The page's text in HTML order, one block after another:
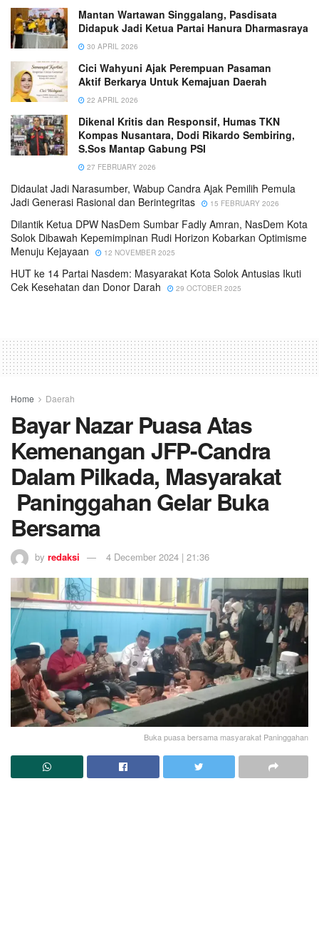
Mantan Wartawan Singgalang, Pasdisata
Didapuk Jadi Ketua Partai Hanura Dharmasraya
30 APRIL 2026
Cici Wahyuni Ajak Perempuan Pasaman
Aktif Berkarya Untuk Kemajuan Daerah
22 APRIL 2026
Dikenal Kritis dan Responsif, Humas TKN
Kompas Nusantara, Dodi Rikardo Sembiring,
S.Sos Mantap Gabung PSI
27 FEBRUARY 2026
Didaulat Jadi Narasumber, Wabup Candra Ajak Pemilih Pemula
Jadi Generasi Rasional dan Berintegritas
15 FEBRUARY 2026
Dilantik Ketua DPW NasDem Sumbar Fadly Amran, NasDem Kota
Solok Dibawah Kepemimpinan Rudi Horizon Kobarkan Optimisme
Menuju Kejayaan
12 NOVEMBER 2025
HUT ke 14 Partai Nasdem: Masyarakat Kota Solok Antusias Ikuti
Cek Kesehatan dan Donor Darah
29 OCTOBER 2025
Home Daerah
Bayar Nazar Puasa Atas
Kemenangan JFP-Candra
Dalam Pilkada, Masyarakat
Paninggahan Gelar Buka
Bersama
by redaksi 4 December 2024 | 21:36
Buka puasa bersama masyarakat Paninggahan